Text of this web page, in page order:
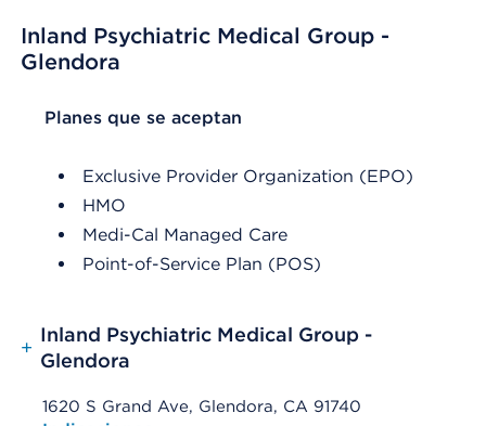
Inland Psychiatric Medical Group -
Glendora
List Header Planes que se aceptan
Planes que se aceptan
Exclusive Provider Organization (EPO)
HMO
Medi-Cal Managed Care
Point-of-Service Plan (POS)
+
Inland Psychiatric Medical Group -
Glendora
1620 S Grand Ave, Glendora, CA 91740